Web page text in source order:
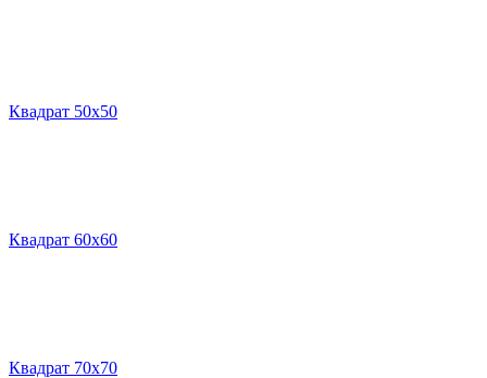
Квадрат 50х50
Квадрат 60х60
Квадрат 70х70